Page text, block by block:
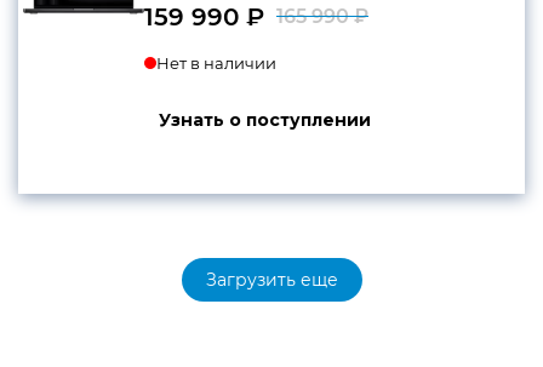
165 990₽
159 990 ₽
Нет в наличии
Узнать о поступлении
Загрузить еще